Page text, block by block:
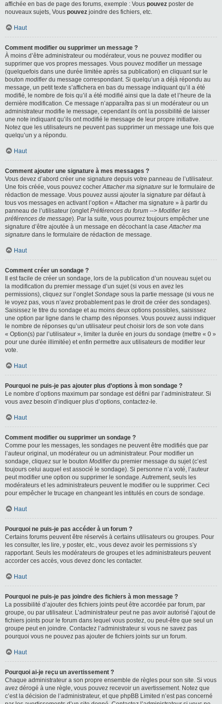
affichée en bas de page des forums, exemple : Vous pouvez poster de
nouveaux sujets, Vous pouvez joindre des fichiers, etc.
Haut
Comment modifier ou supprimer un message ?
À moins d’être administrateur ou modérateur, vous ne pouvez modifier ou
supprimer que vos propres messages. Vous pouvez modifier un message
(quelquefois dans une durée limitée après sa publication) en cliquant sur le
bouton modifierdu message correspondant. Si quelqu’un a déjà répondu au
message, un petit texte s’affichera en bas du message indiquant qu’il a été
modifié, le nombre de fois qu’il a été modifié ainsi que la date et l’heure de la
dernière modification. Ce message n’apparaîtra pas si un modérateur ou un
administrateur modifie le message, cependant ils ont la possibilité de laisser
une note indiquant qu’ils ont modifié le message de leur propre initiative.
Notez que les utilisateurs ne peuvent pas supprimer un message une fois que
quelqu’un y a répondu.
Haut
Comment ajouter une signature à mes messages ?
Vous devez d’abord créer une signature depuis votre panneau de l’utilisateur.
Une fois créée, vous pouvez cocherAttacher ma signature sur le formulaire de
rédaction de message. Vous pouvez aussi ajouter la signature par défaut à
tous vos messages en activant l’option « Attacher ma signature » à partir du
panneau de l’utilisateur (ongletPréférences du forum --> Modifier les
préférences de message). Par la suite, vous pourrez toujours empêcher une
signature d’être ajoutée à un message en décochant la caseAttacher ma
signature dans le formulaire de rédaction de message.
Haut
Comment créer un sondage ?
Il est facile de créer un sondage, lors de la publication d’un nouveau sujet ou
la modification du premier message d’un sujet (si vous en avez les
permissions), cliquez sur l’ongletSondage sous la partie message (si vous ne
le voyez pas, vous n’avez probablement pas le droit de créer des sondages).
Saisissez le titre du sondage et au moins deux options possibles, saisissez
une option par ligne dans le champ des réponses. Vous pouvez aussi indiquer
le nombre de réponses qu’un utilisateur peut choisir lors de son vote dans
« Option(s) par l’utilisateur », limiter la durée en jours du sondage (mettre « 0 »
pour une durée illimitée) et enfin permettre aux utilisateurs de modifier leur
vote.
Haut
Pourquoi ne puis-je pas ajouter plus d’options à mon sondage ?
Le nombre d’options maximum par sondage est défini par l’administrateur. Si
vous avez besoin d’indiquer plus d’options, contactez-le.
Haut
Comment modifier ou supprimer un sondage ?
Comme pour les messages, les sondages ne peuvent être modifiés que par
l’auteur original, un modérateur ou un administrateur. Pour modifier un
sondage, cliquez sur le bouton Modifierdu premier message du sujet (c’est
toujours celui auquel est associé le sondage). Si personne n’a voté, l’auteur
peut modifier une option ou supprimer le sondage. Autrement, seuls les
modérateurs et les administrateurs peuvent le modifier ou le supprimer. Ceci
pour empêcher le trucage en changeant les intitulés en cours de sondage.
Haut
Pourquoi ne puis-je pas accéder à un forum ?
Certains forums peuvent être réservés à certains utilisateurs ou groupes. Pour
les consulter, les lire, y poster, etc., vous devez avoir les permissions s’y
rapportant. Seuls les modérateurs de groupes et les administrateurs peuvent
accorder ces accès, vous devez donc les contacter.
Haut
Pourquoi ne puis-je pas joindre des fichiers à mon message ?
La possibilité d’ajouter des fichiers joints peut être accordée par forum, par
groupe, ou par utilisateur. L’administrateur peut ne pas avoir autorisé l’ajout de
fichiers joints pour le forum dans lequel vous postez, ou peut-être que seul un
groupe peut en joindre. Contactez l’administrateur si vous ne savez pas
pourquoi vous ne pouvez pas ajouter de fichiers joints sur un forum.
Haut
Pourquoi ai-je reçu un avertissement ?
Chaque administrateur a son propre ensemble de règles pour son site. Si vous
avez dérogé à une règle, vous pouvez recevoir un avertissement. Notez que
c’est la décision de l’administrateur, et que phpBB Limited n’est pas concerné